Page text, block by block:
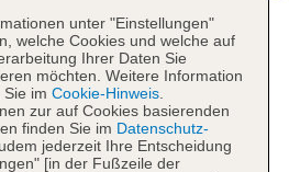
Unterkunft
unter "Einstellungen"
welche Cookies und welche auf
Ihrer Daten Sie
möchten. Weitere Information
im Cookie-Hinweis.
zur auf Cookies basierenden
finden Sie im Datenschutz-
jederzeit Ihre Entscheidung
[in der Fußzeile der